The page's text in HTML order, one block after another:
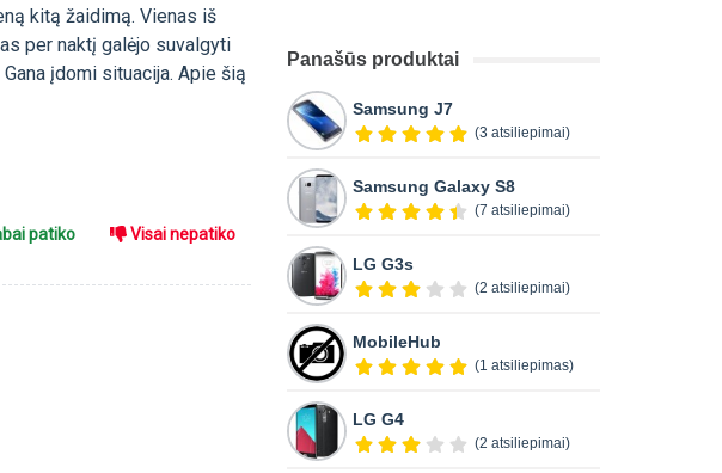
kitą žaidimą. Vienas iš
per naktį galėjo suvalgyti
įdomi situacija. Apie šią
patiko Visai nepatiko
Panašūs produktai
Samsung J7
(3 atsiliepimai)
Samsung Galaxy S8
(7 atsiliepimai)
LG G3s
(2 atsiliepimai)
MobileHub
(1 atsiliepimas)
LG G4
(2 atsiliepimai)